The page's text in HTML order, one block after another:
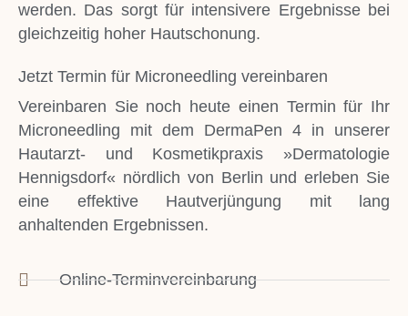
werden. Das sorgt für intensivere Ergebnisse bei
gleichzeitig hoher Hautschonung.
Jetzt Termin für Microneedling vereinbaren
Vereinbaren Sie noch heute einen Termin für Ihr
Microneedling mit dem DermaPen 4 in unserer
Hautarzt- und Kosmetikpraxis »Dermatologie
Hennigsdorf« nördlich von Berlin und erleben Sie
eine effektive Hautverjüngung mit lang
anhaltenden Ergebnissen.
Online-Terminvereinbarung